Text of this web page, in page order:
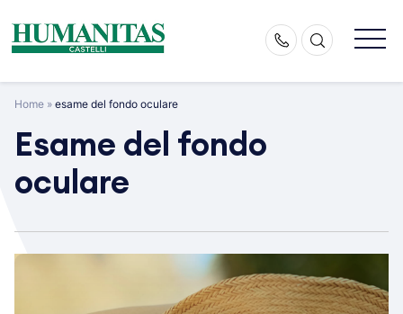
content
Home » esame del fondo oculare
Esame del fondo
oculare